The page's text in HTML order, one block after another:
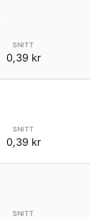
0,39 kr
0,39 kr